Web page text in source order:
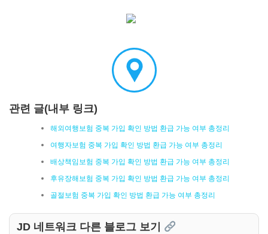
관련 글(내부 링크)
해외여행보험 중복 가입 확인 방법 환급 가능 여부 총정리
여행자보험 중복 가입 확인 방법 환급 가능 여부 총정리
배상책임보험 중복 가입 확인 방법 환급 가능 여부 총정리
후유장해보험 중복 가입 확인 방법 환급 가능 여부 총정리
골절보험 중복 가입 확인 방법 환급 가능 여부 총정리
JD 네트워크 다른 블로그 보기